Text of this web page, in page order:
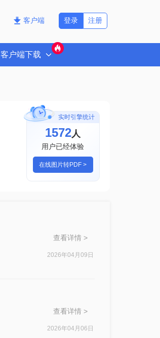
客户端 注册
登录
客户端下载
实时引擎统计
1572人
用户已经体验
在线图片转PDF >
查看详情 >
2026年04月09日
查看详情 >
2026年04月06日